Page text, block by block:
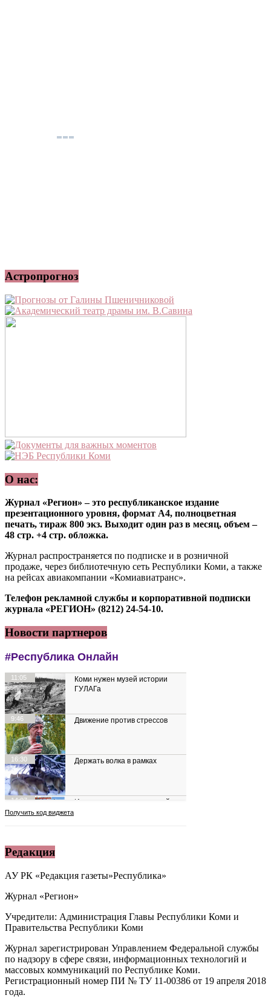
Астропрогноз
О нас:
Журнал «Регион» – это республиканское издание
презентационного уровня, формат А4, полноцветная
печать, тираж 800 экз. Выходит один раз в месяц, объем –
48 стр. +4 стр. обложка.
Журнал распространяется по подписке и в розничной
продаже, через библиотечную сеть Республики Коми, а также
на рейсах авиакомпании «Комиавиатранс».
Телефон рекламной службы и корпоративной подписки
журнала «РЕГИОН» (8212) 24-54-10.
Новости партнеров
Редакция
АУ РК «Редакция газеты»Республика»
Журнал «Регион»
Учредители: Администрация Главы Республики Коми и
Правительства Республики Коми
Журнал зарегистрирован Управлением Федеральной службы
по надзору в сфере связи, информационных технологий и
массовых коммуникаций по Республике Коми.
Регистрационный номер ПИ № ТУ 11-00386 от 19 апреля 2018
года.